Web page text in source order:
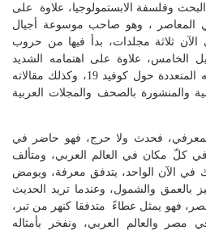
وفلسفة الابستمولوجيا، علاوة على
المعاصر ، وهو صاحب موسوعة أجيال
ثلاثة مجلدات، بدأ فيها من حروب
الخامس، علاوة على اهتمامه الشديد
بقضايا الأوبئة والجوائح، ومقالاته المتعددة حول كوفيد 19، وكذلك مقالاته
والمنشورة بالصحف والمجلات العربية
والمعرفي، فحدث ولا حرج، فهو حاضر في
كلّ مكان في العالم العربي، ومتألف
في الآن الواحد، يتدفق معرفة، ويومض
بالعمق والشمول، وعندما تريد الحديث
فهو يمثل عطاءً متدفقا كنهر من تبر،
والعالم العربي، ونفخر بأمثاله